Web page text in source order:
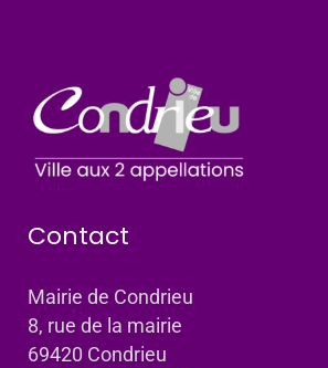
Contact
Mairie de Condrieu
8, rue de la mairie
69420 Condrieu